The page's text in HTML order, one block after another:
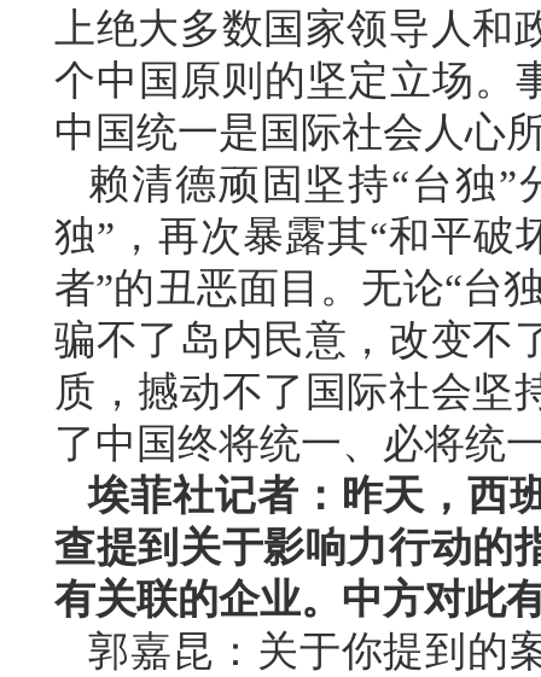
上绝大多数国家领导人
个中国原则的坚定立场。
中国统一是国际社会人心
赖清德顽固坚持“台独”
独”，再次暴露其“和平破
者”的丑恶面目。无论“台
骗不了岛内民意，改变不
质，撼动不了国际社会坚
了中国终将统一、必将统
埃菲社记者：昨天，西
查提到关于影响力行动的
有关联的企业。中方对此
郭嘉昆：关于你提到的